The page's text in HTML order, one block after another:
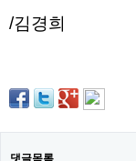
/김경희
댓글목록